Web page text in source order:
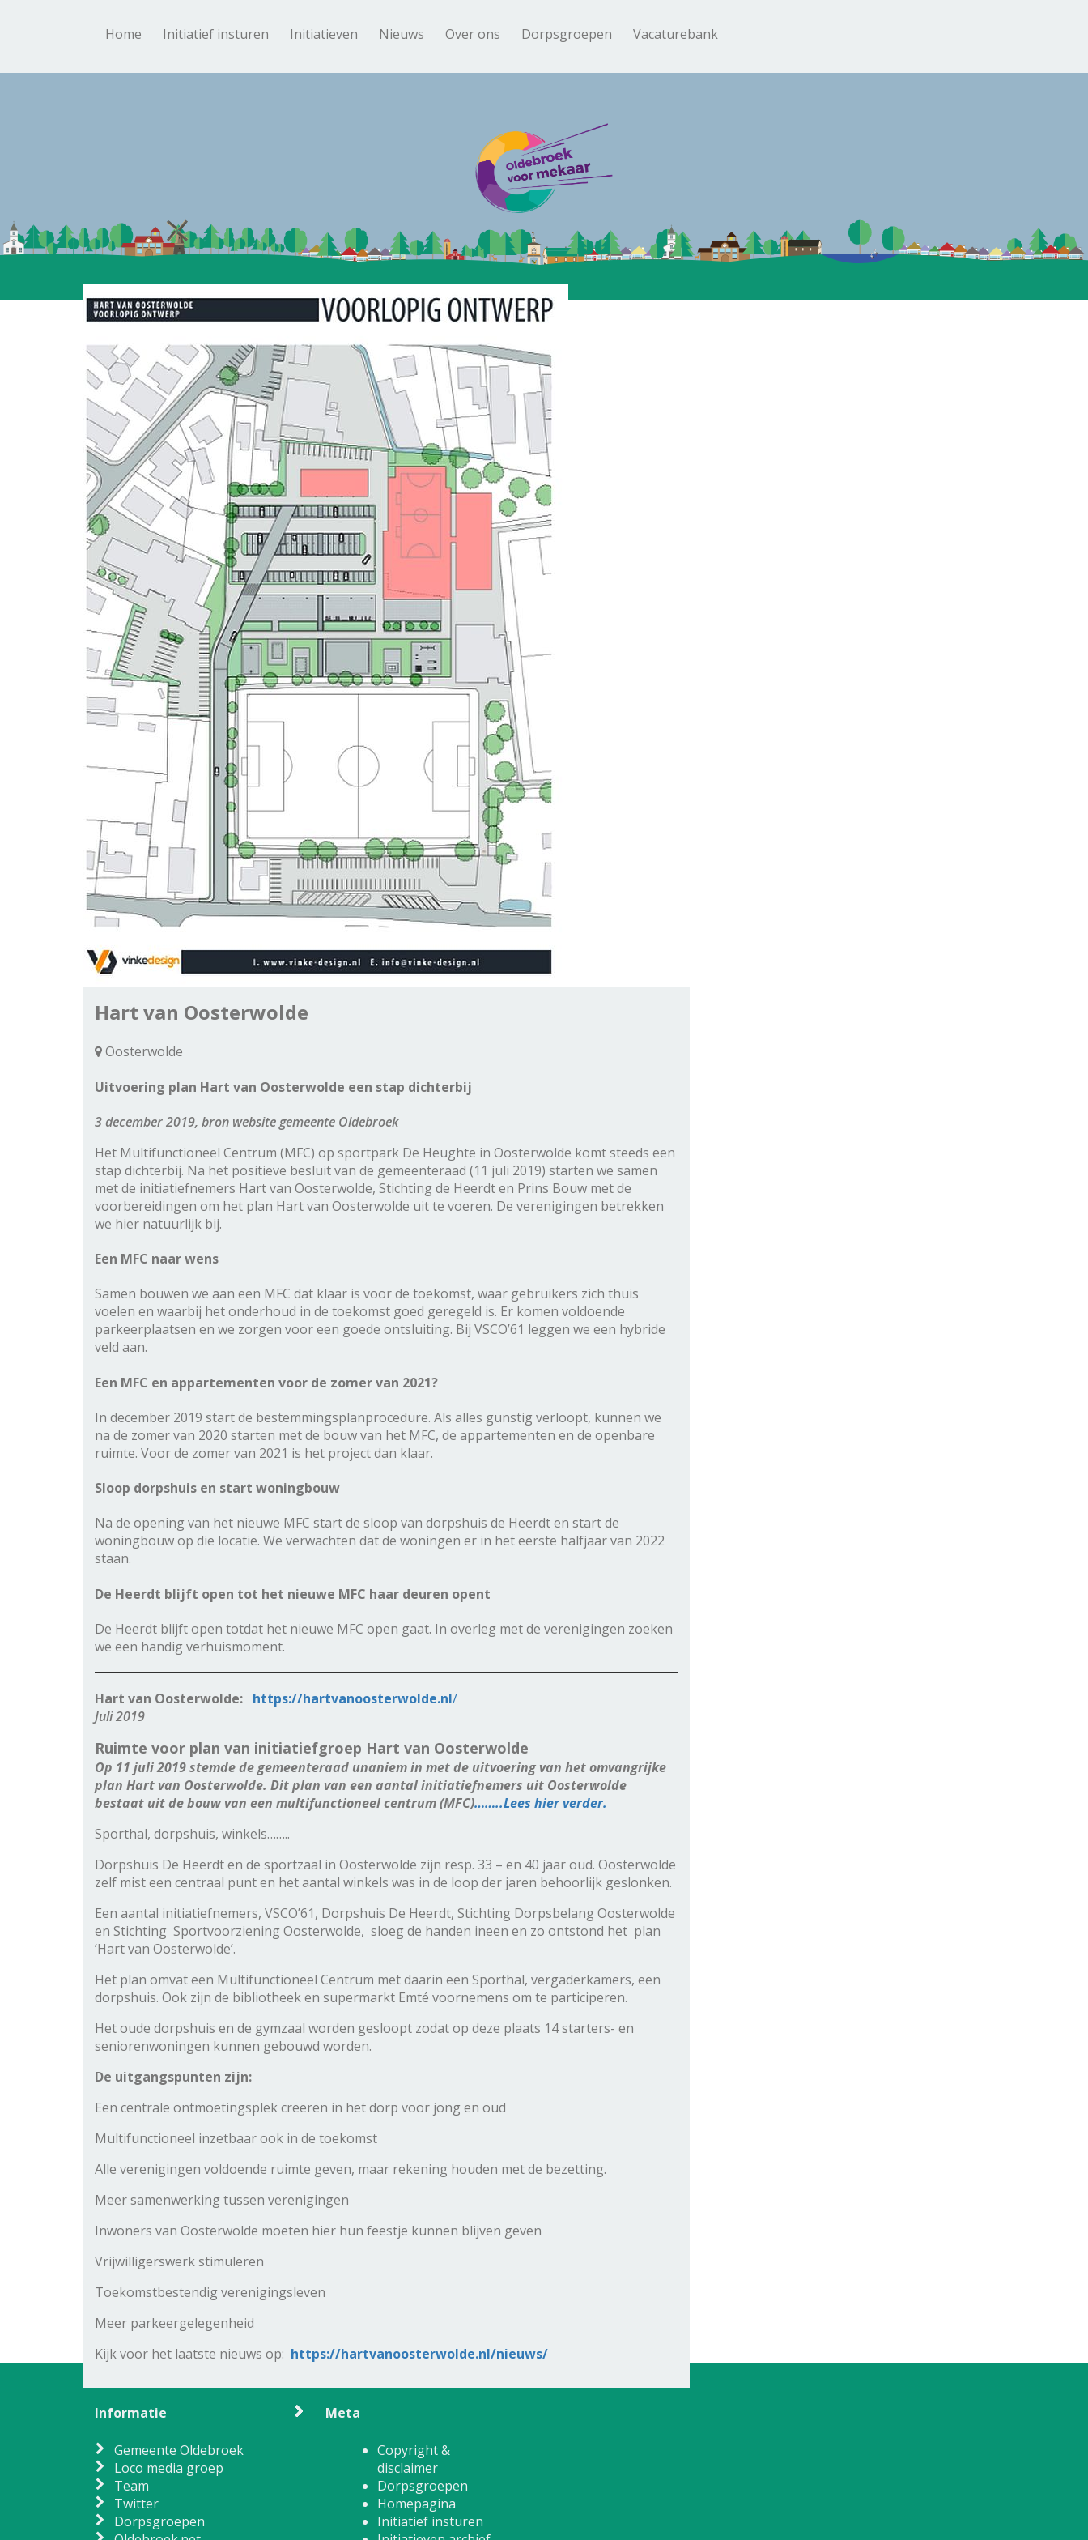
Home Initiatief insturen Initiatieven Nieuws Over ons Dorpsgroepen Vacaturebank
Hart van Oosterwolde
Oosterwolde
Uitvoering plan Hart van Oosterwolde een stap dichterbij
3 december 2019, bron website gemeente Oldebroek
Het Multifunctioneel Centrum (MFC) op sportpark De Heughte in Oosterwolde komt steeds een
stap dichterbij. Na het positieve besluit van de gemeenteraad (11 juli 2019) starten we samen
met de initiatiefnemers Hart van Oosterwolde, Stichting de Heerdt en Prins Bouw met de
voorbereidingen om het plan Hart van Oosterwolde uit te voeren. De verenigingen betrekken
we hier natuurlijk bij.
Een MFC naar wens
Samen bouwen we aan een MFC dat klaar is voor de toekomst, waar gebruikers zich thuis
voelen en waarbij het onderhoud in de toekomst goed geregeld is. Er komen voldoende
parkeerplaatsen en we zorgen voor een goede ontsluiting. Bij VSCO’61 leggen we een hybride
veld aan.
Een MFC en appartementen voor de zomer van 2021?
In december 2019 start de bestemmingsplanprocedure. Als alles gunstig verloopt, kunnen we
na de zomer van 2020 starten met de bouw van het MFC, de appartementen en de openbare
ruimte. Voor de zomer van 2021 is het project dan klaar.
Sloop dorpshuis en start woningbouw
Na de opening van het nieuwe MFC start de sloop van dorpshuis de Heerdt en start de
woningbouw op die locatie. We verwachten dat de woningen er in het eerste halfjaar van 2022
staan.
De Heerdt blijft open tot het nieuwe MFC haar deuren opent
De Heerdt blijft open totdat het nieuwe MFC open gaat. In overleg met de verenigingen zoeken
we een handig verhuismoment.
Hart van Oosterwolde: https://hartvanoosterwolde.nl/
Juli 2019
Ruimte voor plan van initiatiefgroep Hart van Oosterwolde
Op 11 juli 2019 stemde de gemeenteraad unaniem in met de uitvoering van het omvangrijke
plan Hart van Oosterwolde. Dit plan van een aantal initiatiefnemers uit Oosterwolde
bestaat uit de bouw van een multifunctioneel centrum (MFC)……..Lees hier verder.
Sporthal, dorpshuis, winkels……..
Dorpshuis De Heerdt en de sportzaal in Oosterwolde zijn resp. 33 – en 40 jaar oud. Oosterwolde
zelf mist een centraal punt en het aantal winkels was in de loop der jaren behoorlijk geslonken.
Een aantal initiatiefnemers, VSCO’61, Dorpshuis De Heerdt, Stichting Dorpsbelang Oosterwolde
en Stichting Sportvoorziening Oosterwolde, sloeg de handen ineen en zo ontstond het plan
‘Hart van Oosterwolde’.
Het plan omvat een Multifunctioneel Centrum met daarin een Sporthal, vergaderkamers, een
dorpshuis. Ook zijn de bibliotheek en supermarkt Emté voornemens om te participeren.
Het oude dorpshuis en de gymzaal worden gesloopt zodat op deze plaats 14 starters- en
seniorenwoningen kunnen gebouwd worden.
De uitgangspunten zijn:
Een centrale ontmoetingsplek creëren in het dorp voor jong en oud
Multifunctioneel inzetbaar ook in de toekomst
Alle verenigingen voldoende ruimte geven, maar rekening houden met de bezetting.
Meer samenwerking tussen verenigingen
Inwoners van Oosterwolde moeten hier hun feestje kunnen blijven geven
Vrijwilligerswerk stimuleren
Toekomstbestendig verenigingsleven
Meer parkeergelegenheid
Kijk voor het laatste nieuws op: https://hartvanoosterwolde.nl/nieuws/
Informatie
Gemeente Oldebroek
Loco media groep
Team
Twitter
Dorpsgroepen
Meta
Copyright &
disclaimer
Dorpsgroepen
Homepagina
Initiatief insturen